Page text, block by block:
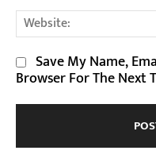
Save My Name,
Browser For The Next